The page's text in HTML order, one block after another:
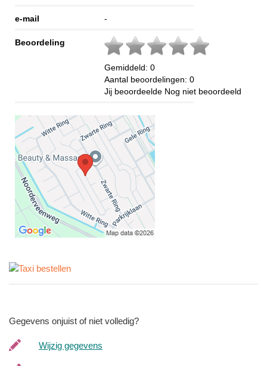
e-mail -
Beoordeling
Gemiddeld: 0
Aantal beoordelingen: 0
Jij beoordeelde Nog niet beoordeeld
Gegevens onjuist of niet volledig?
Wijzig gegevens